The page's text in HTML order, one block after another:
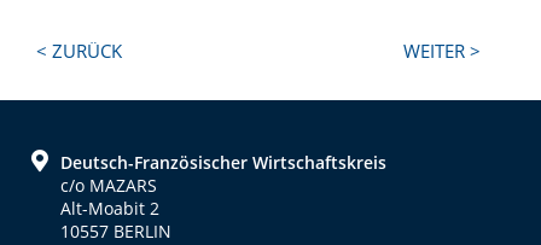
Next
< ZURÜCK WEITER >
FooterDeutsch-Französischer Wirtschaftskreis
c/o MAZARS
Alt-Moabit 2
10557 BERLIN